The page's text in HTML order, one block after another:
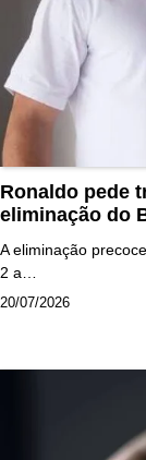
Ronaldo pede
eliminação do
A eliminação
2 a…
20/07/2026